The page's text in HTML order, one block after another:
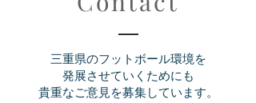
三重県のフットボール環境を
発展させていくためにも
貴重なご意見を募集しています。